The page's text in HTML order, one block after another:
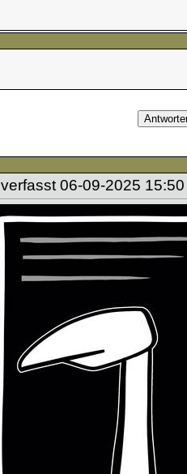
verfasst 06-09-2025 15:50